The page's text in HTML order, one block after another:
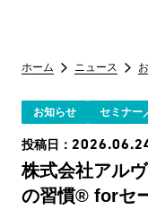
ホーム ニュース
お知らせ セミナー
投稿日：
株式会社アル
の習慣® forセ